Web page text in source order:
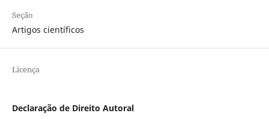
Seção
Artigos científicos
Licença
Declaração de Direito Autoral